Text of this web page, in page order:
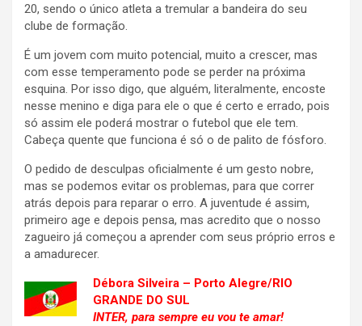
20, sendo o único atleta a tremular a bandeira do seu
clube de formação.
É um jovem com muito potencial, muito a crescer, mas
com esse temperamento pode se perder na próxima
esquina. Por isso digo, que alguém, literalmente, encoste
nesse menino e diga para ele o que é certo e errado, pois
só assim ele poderá mostrar o futebol que ele tem.
Cabeça quente que funciona é só o de palito de fósforo.
O pedido de desculpas oficialmente é um gesto nobre,
mas se podemos evitar os problemas, para que correr
atrás depois para reparar o erro. A juventude é assim,
primeiro age e depois pensa, mas acredito que o nosso
zagueiro já começou a aprender com seus próprio erros e
a amadurecer.
Débora Silveira – Porto Alegre/RIO
GRANDE DO SUL
INTER, para sempre eu vou te amar!